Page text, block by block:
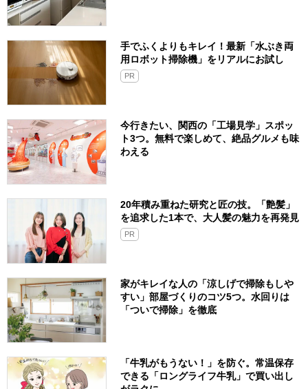
手でふくよりもキレイ！最新「水ぶき両
用ロボット掃除機」をリアルにお試し
PR
今行きたい、関西の「工場見学」スポッ
ト3つ。無料で楽しめて、絶品グルメも味
わえる
20年積み重ねた研究と匠の技。「艶髪」
を追求した1本で、大人髪の魅力を再発見
PR
家がキレイな人の「涼しげで掃除もしや
すい」部屋づくりのコツ5つ。水回りは
「ついで掃除」を徹底
「牛乳がもうない！」を防ぐ。常温保存
できる「ロングライフ牛乳」で買い出し